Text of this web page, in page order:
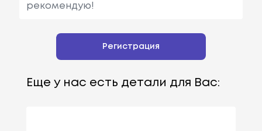
рекомендую!
Регистрация
Еще у нас есть детали для Вас: